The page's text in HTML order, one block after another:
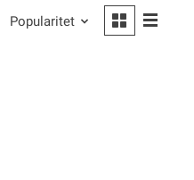
Popularitet